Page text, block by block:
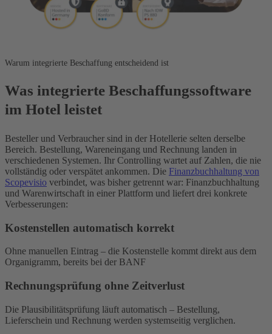
Warum integrierte Beschaffung entscheidend ist
Was integrierte Beschaffungssoftware
im Hotel leistet
Besteller und Verbraucher sind in der Hotellerie selten derselbe
Bereich. Bestellung, Wareneingang und Rechnung landen in
verschiedenen Systemen. Ihr Controlling wartet auf Zahlen, die nie
vollständig oder verspätet ankommen. Die Finanzbuchhaltung von
Scopevisio verbindet, was bisher getrennt war: Finanzbuchhaltung
und Warenwirtschaft in einer Plattform und liefert drei konkrete
Verbesserungen:
Kostenstellen automatisch korrekt
Ohne manuellen Eintrag – die Kostenstelle kommt direkt aus dem
Organigramm, bereits bei der BANF
Rechnungsprüfung ohne Zeitverlust
Die Plausibilitätsprüfung läuft automatisch – Bestellung,
Lieferschein und Rechnung werden systemseitig verglichen.